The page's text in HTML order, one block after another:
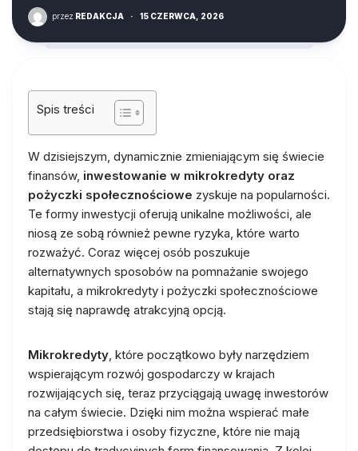
przez REDAKCJA · 15 CZERWCA, 2026
Spis treści
W dzisiejszym, dynamicznie zmieniającym się świecie
finansów, inwestowanie w mikrokredyty oraz
pożyczki społecznościowe zyskuje na popularności.
Te formy inwestycji oferują unikalne możliwości, ale
niosą ze sobą również pewne ryzyka, które warto
rozważyć. Coraz więcej osób poszukuje
alternatywnych sposobów na pomnażanie swojego
kapitału, a mikrokredyty i pożyczki społecznościowe
stają się naprawdę atrakcyjną opcją.
Mikrokredyty, które początkowo były narzędziem
wspierającym rozwój gospodarczy w krajach
rozwijających się, teraz przyciągają uwagę inwestorów
na całym świecie. Dzięki nim można wspierać małe
przedsiębiorstwa i osoby fizyczne, które nie mają